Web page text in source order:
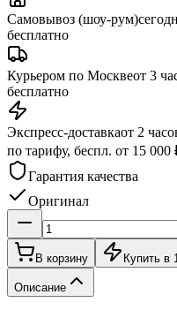
Самовывоз (шоу-рум)
бесплатно
Курьером по Москвеот 3
бесплатно
Экспресс-доставкаот 2
по тарифу, беспл. от 15 000
Гарантия качества
Оригинал
В корзину Купить в
Описание